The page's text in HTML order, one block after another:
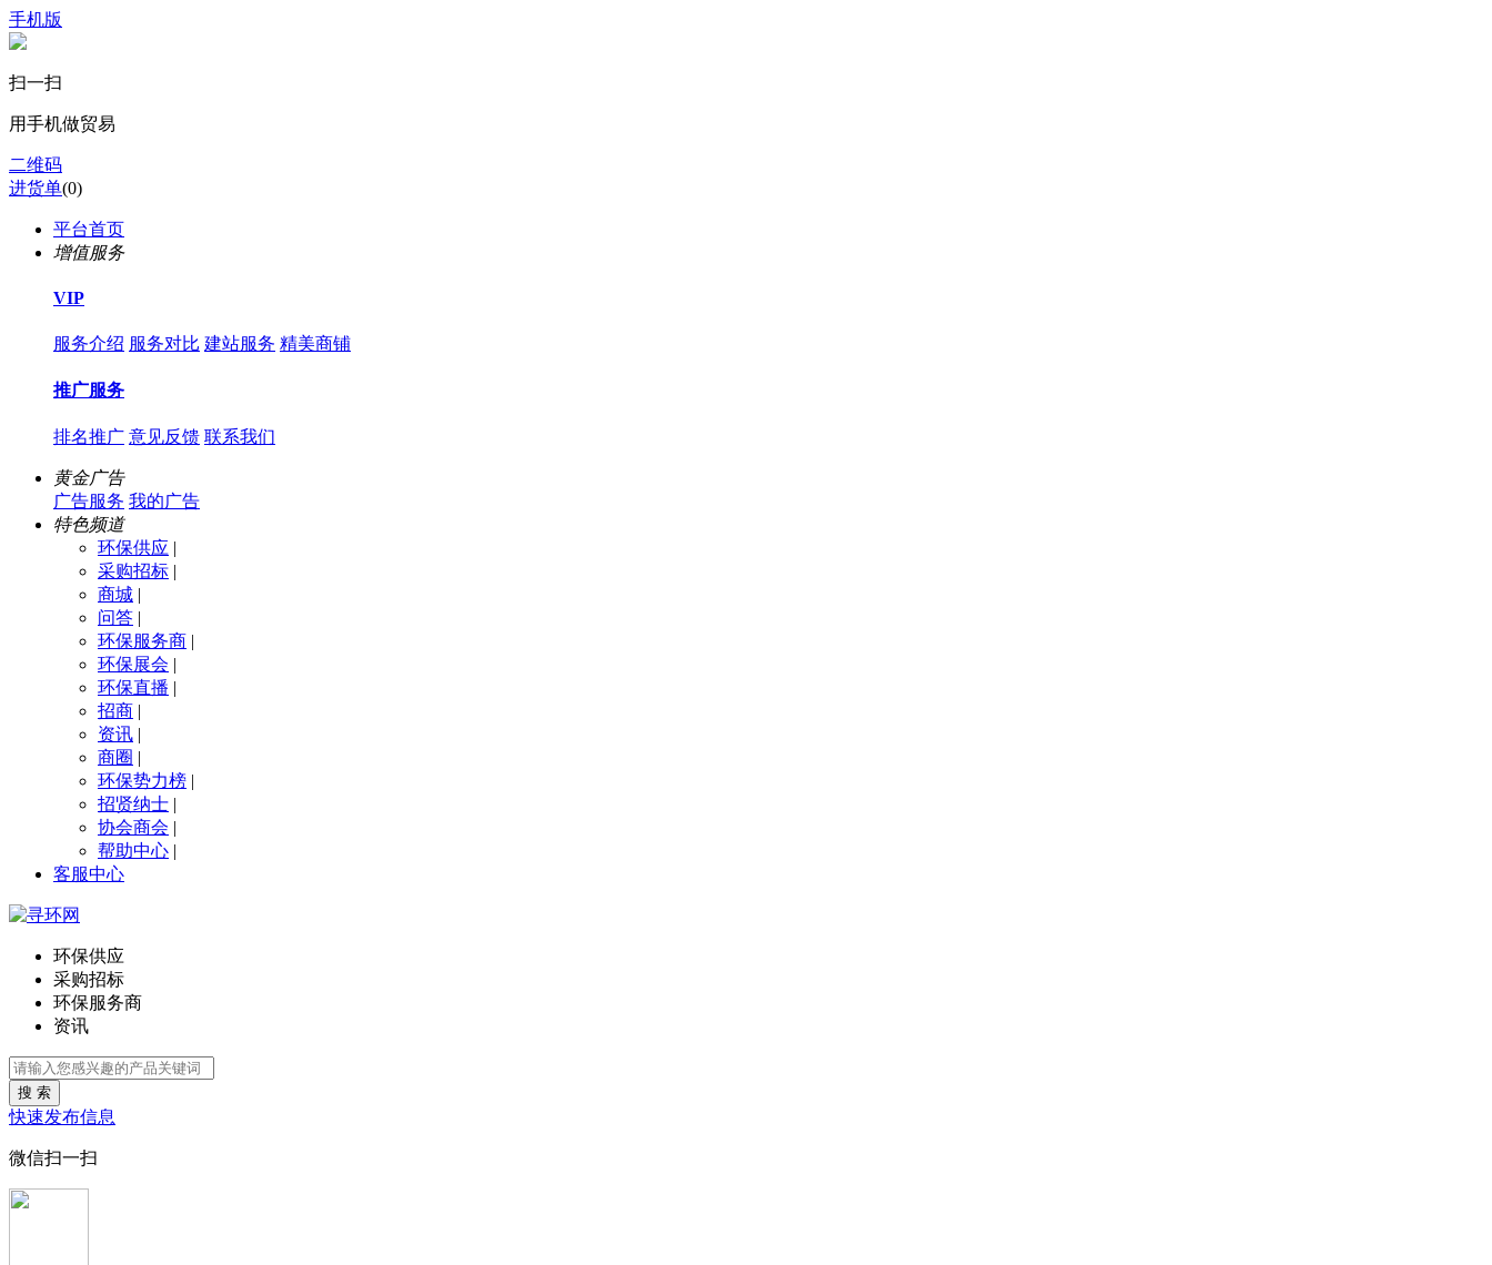
手机版
扫一扫
用手机做贸易
二维码
进货单(0)
平台首页
增值服务
VIP
服务介绍 服务对比 建站服务 精美商铺
推广服务
排名推广 意见反馈 联系我们
黄金广告
广告服务 我的广告
特色频道
环保供应 |
采购招标 |
商城 |
问答 |
环保服务商 |
环保展会 |
环保直播 |
招商 |
资讯 |
商圈 |
环保势力榜 |
招贤纳士 |
协会商会 |
帮助中心 |
客服中心
环保供应
采购招标
环保服务商
资讯
搜 索
快速发布信息
微信扫一扫